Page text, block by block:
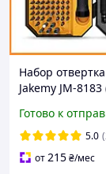
Набор
Jakemy JM-8183
Готово к
5.0
от215₴/мес